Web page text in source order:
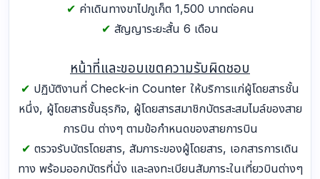
✔ ค่าเดินทางขาไปภูเก็ต 1,500 บาทต่อคน
✔ สัญญาระยะสั้น 6 เดือน
หน้าที่และขอบเขตความรับผิดชอบ
✔ ปฏิบัติงานที่ Check-in Counter ให้บริการแก่ผู้โดยสารชั้น
หนึ่ง, ผู้โดยสารชั้นธุรกิจ, ผู้โดยสารสมาชิกบัตรสะสมไมล์ของสาย
การบิน ต่างๆ ตามข้อกำหนดของสายการบิน
✔ ตรวจรับบัตรโดยสาร, สัมภาระของผู้โดยสาร, เอกสารการเดิน
ทาง พร้อมออกบัตรที่นั่ง และลงทะเบียนสัมภาระในเที่ยวบินต่างๆ